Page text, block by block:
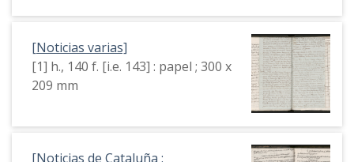
[Noticias varias]
[1] h., 140 f. [i.e. 143] : papel ; 300 x
209 mm
[Noticias de Cataluña :